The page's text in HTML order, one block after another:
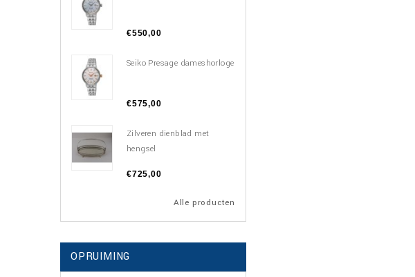
€550,00
Seiko Presage dameshorloge
€575,00
Zilveren dienblad met
hengsel
€725,00
Alle producten
OPRUIMING